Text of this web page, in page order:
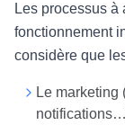
Les processus à
fonctionnement
considère que
Le marketing